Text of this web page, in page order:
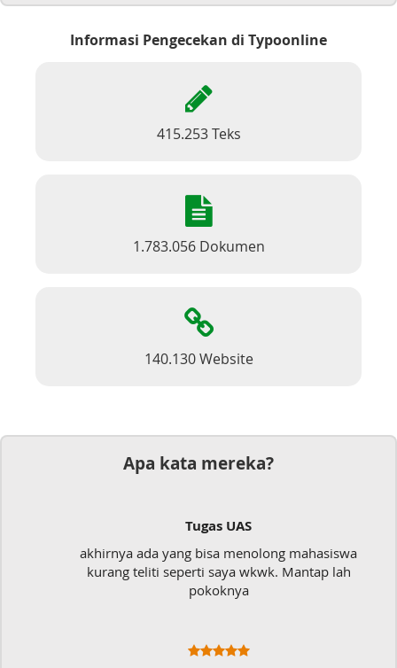
Informasi Pengecekan di Typoonline
415.253 Teks
1.783.056 Dokumen
140.130 Website
Apa kata mereka?
Tugas UAS
akhirnya ada yang bisa menolong mahasiswa
kurang teliti seperti saya wkwk. Mantap lah
pokoknya